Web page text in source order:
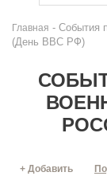
Главная - События
(День ВВС РФ)
+ Добавить